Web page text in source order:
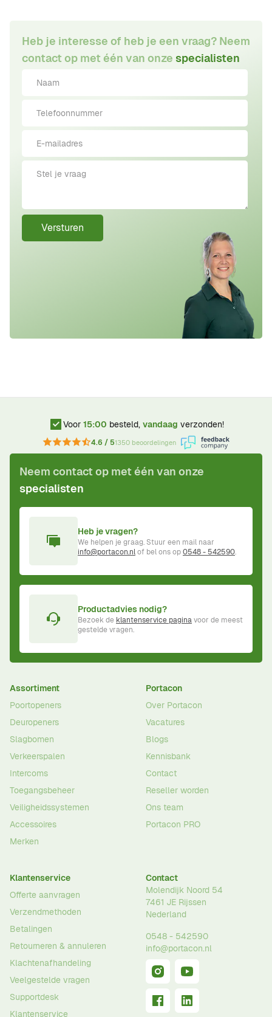
Heb je interesse of heb je een vraag? Neem
contact op met één van onze specialisten
Versturen
Voor 15:00 besteld, vandaag verzonden!
4.6 / 51350 beoordelingen
Neem contact op met één van onze
specialisten
Heb je vragen?
We helpen je graag. Stuur een mail naar
info@portacon.nlof bel ons op0548 - 542590.
Productadvies nodig?
Bezoek de klantenservice paginavoor de meest
gestelde vragen.
Assortiment
Poortopeners
Deuropeners
Slagbomen
Verkeerspalen
Intercoms
Toegangsbeheer
Veiligheidssystemen
Accessoires
Merken
Portacon
Over Portacon
Vacatures
Blogs
Kennisbank
Contact
Reseller worden
Ons team
Portacon PRO
Klantenservice
Offerte aanvragen
Verzendmethoden
Betalingen
Retourneren & annuleren
Klachtenafhandeling
Veelgestelde vragen
Supportdesk
Klantenservice
Contact
Molendijk Noord 54
7461 JE Rijssen
Nederland
0548 - 542590
info@portacon.nl